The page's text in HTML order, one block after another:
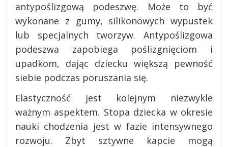
antypoślizgową podeszwę. Może to być
wykonane z gumy, silikonowych wypustek
lub specjalnych tworzyw. Antypoślizgowa
podeszwa zapobiega poślizgnięciom i
upadkom, dając dziecku większą pewność
siebie podczas poruszania się.
Elastyczność jest kolejnym niezwykle
ważnym aspektem. Stopa dziecka w okresie
nauki chodzenia jest w fazie intensywnego
rozwoju. Zbyt sztywne kapcie mogą